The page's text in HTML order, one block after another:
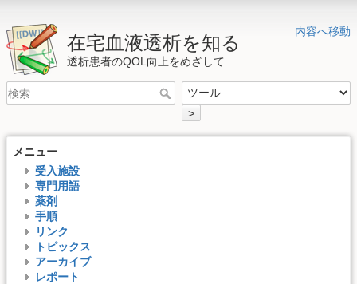
内容へ移動
在宅血液透析を知る
透析患者のQOL向上をめざして
>
メニュー
受入施設
専門用語
薬剤
手順
リンク
トピックス
アーカイブ
レポート